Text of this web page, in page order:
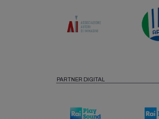
PARTNER DIGITAL